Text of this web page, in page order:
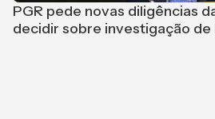
PGR pede novas diligências
decidir sobre investigação de